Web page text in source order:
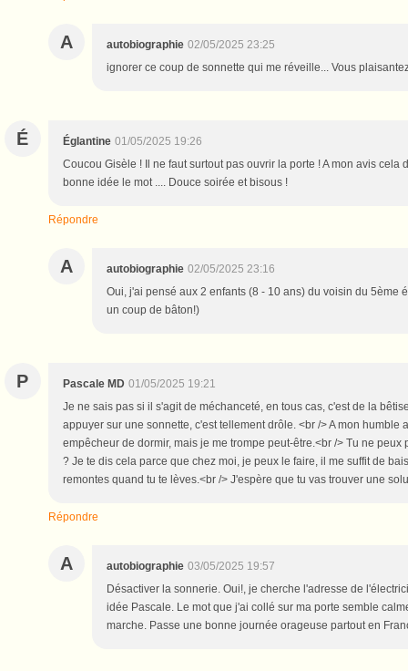
A autobiographie 02/05/2025 23:25
ignorer ce coup de sonnette qui me réveille... Vous
É Églantine 01/05/2025 19:26
Coucou Gisèle ! Il ne faut surtout pas ouvrir la porte ! A mon avis
bonne idée le mot .... Douce soirée et bisous !
Répondre
A autobiographie 02/05/2025 23:16
Oui, j'ai pensé aux 2 enfants (8 - 10 ans) du voisin du
un coup de bâton!)
P Pascale MD 01/05/2025 19:21
Je ne sais pas si il s'agit de méchanceté, en tous cas, c'est de la
appuyer sur une sonnette, c'est tellement drôle. <br /> A mon
empêcheur de dormir, mais je me trompe peut-être.<br /> Tu ne
? Je te dis cela parce que chez moi, je peux le faire, il me suffit de
remontes quand tu te lèves.<br /> J'espère que tu vas trouver une
Répondre
A autobiographie 03/05/2025 19:57
Désactiver la sonnerie. Oui!, je cherche l'adresse de
idée Pascale. Le mot que j'ai collé sur ma porte semble
marche. Passe une bonne journée orageuse partout en